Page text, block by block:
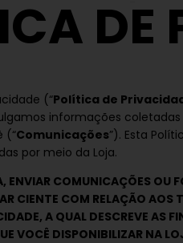
DE
(“Política de
informações
(“Comunicações”). Esta
por meio da Loja.
ENVIAR COMUNICAÇÕES OU
CIENTE COM RELAÇÃO AOS
A QUAL DESCREVE AS
VOCÊ DISPONIBILIZAR NA